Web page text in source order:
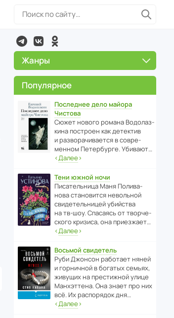
Жанры
Популярное
Последнее дело майора
Чистова
Сюжет нового романа Водо­ла­з­
кина пост­роен как дете­ктив
и разво­ра­чи­ва­ется в совре­
менном Пете­р­бурге. Убивают…
‹Далее›
Тени южной ночи
Писа­тель­ница Маня Поли­ва­
нова стано­вится невольной
свиде­тель­ницей убийства
на тв-шоу. Спасаясь от твор­че­
с­кого кризиса, она приезжает…
‹Далее›
Восьмой свидетель
Руби Джонсон рабо­тает няней
и горни­чной в богатых семьях,
живущих на прес­ти­жной улице
Манх­эт­тена. Она знает про них
всё. Их распо­рядок дня…
‹Далее›